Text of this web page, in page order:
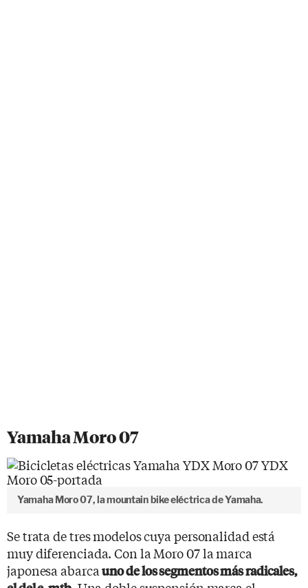
Yamaha Moro 07
Yamaha Moro 07, la mountain bike eléctrica de Yamaha.
Se trata de tres modelos cuya personalidad está
muy diferenciada. Con la Moro 07 la marca
japonesa abarcauno de los segmentos más radicales,